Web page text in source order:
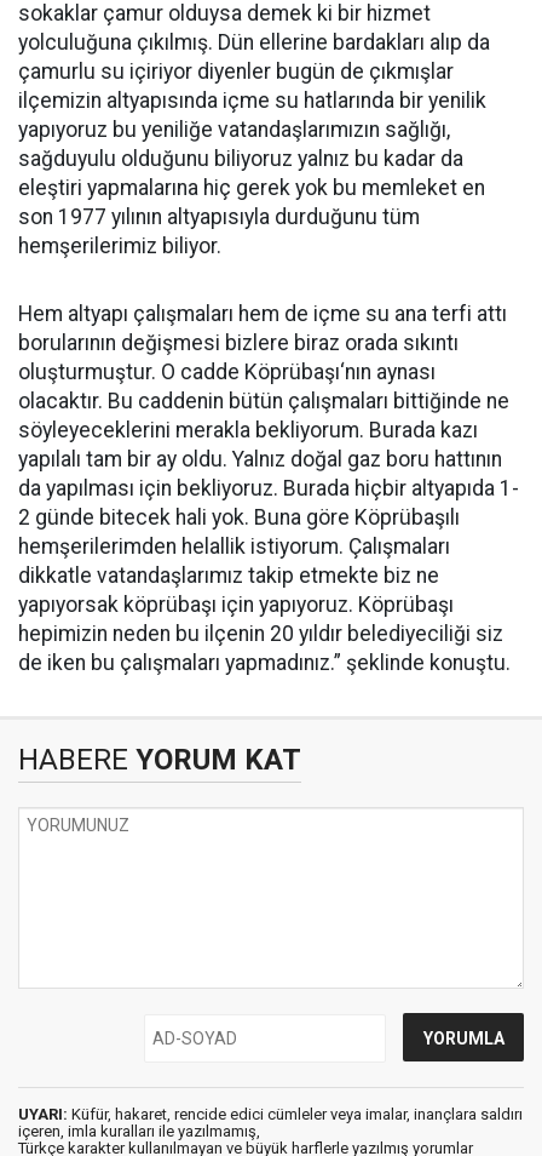
sokaklar çamur olduysa demek ki bir hizmet
yolculuğuna çıkılmış. Dün ellerine bardakları alıp da
çamurlu su içiriyor diyenler bugün de çıkmışlar
ilçemizin altyapısında içme su hatlarında bir yenilik
yapıyoruz bu yeniliğe vatandaşlarımızın sağlığı,
sağduyulu olduğunu biliyoruz yalnız bu kadar da
eleştiri yapmalarına hiç gerek yok bu memleket en
son 1977 yılının altyapısıyla durduğunu tüm
hemşerilerimiz biliyor.
Hem altyapı çalışmaları hem de içme su ana terfi attı
borularının değişmesi bizlere biraz orada sıkıntı
oluşturmuştur. O cadde Köprübaşı‘nın aynası
olacaktır. Bu caddenin bütün çalışmaları bittiğinde ne
söyleyeceklerini merakla bekliyorum. Burada kazı
yapılalı tam bir ay oldu. Yalnız doğal gaz boru hattının
da yapılması için bekliyoruz. Burada hiçbir altyapıda 1-
2 günde bitecek hali yok. Buna göre Köprübaşılı
hemşerilerimden helallik istiyorum. Çalışmaları
dikkatle vatandaşlarımız takip etmekte biz ne
yapıyorsak köprübaşı için yapıyoruz. Köprübaşı
hepimizin neden bu ilçenin 20 yıldır belediyeciliği siz
de iken bu çalışmaları yapmadınız.” şeklinde konuştu.
HABERE YORUM KAT
UYARI: Küfür, hakaret, rencide edici cümleler veya imalar, inançlara saldırı
içeren, imla kuralları ile yazılmamış,
Türkçe karakter kullanılmayan ve büyük harflerle yazılmış yorumlar